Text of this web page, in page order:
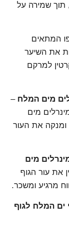
תוך שמירה על
המתאים
את השיער
למרקם
מים המלח –
מים
את העור
מים
את עור הגוף
מרגיע ומשכר.
ים המלח לגוף